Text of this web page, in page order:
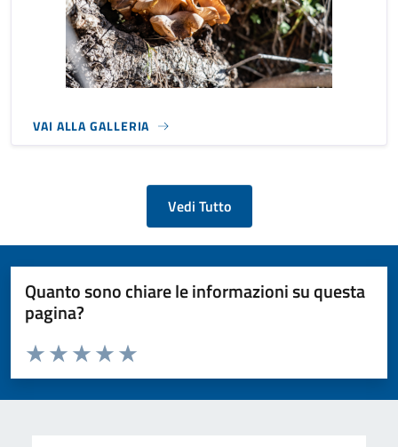
VAI ALLA GALLERIA
Vedi Tutto
Quanto sono chiare le informazioni su questa
pagina?
Valuta da 1 a 5 stelle la pagina
Valuta 5 stelle su 5
Valuta 4 stelle su 5
Valuta 3 stelle su 5
Valuta 2 stelle su 5
Valuta 1 stelle su 5